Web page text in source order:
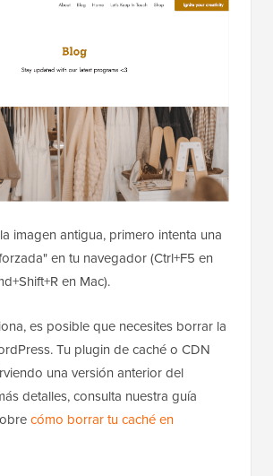
imagen antigua, primero intenta una
en tu navegador (Ctrl+F5 en
en Mac).
es posible que necesites borrar la
Tu plugin de caché o CDN
una versión anterior del
detalles, consulta nuestra guía
cómo borrar tu caché en